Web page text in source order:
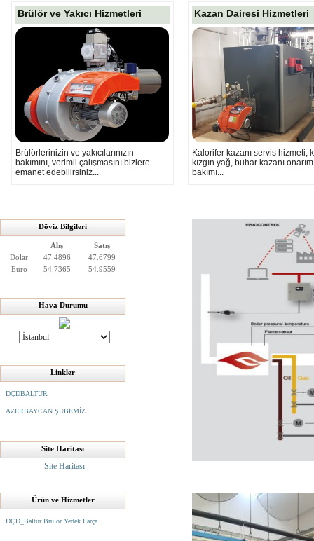
Brülör ve Yakıcı Hizmetleri
Brülörlerinizin ve yakıcılarınızın
bakımını, verimli çalışmasını bizlere
emanet edebilirsiniz...
Kazan Dairesi Hizmetleri
Kalorifer kazanı servis hizmeti,
kızgın yağ, buhar kazanı
bakımı...
Döviz Bilgileri
Alış
Satış
Dolar
47.4896
47.6799
Euro
54.7365 54.9559
Hava Durumu
Linkler
DÇDBALTUR
AZERBAYCAN ŞUBEMİZ
Site Haritası
Site Haritası
Ürün ve Hizmetler
DÇD_Baltur Brülör Yedek Parça